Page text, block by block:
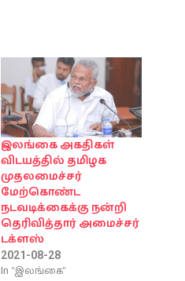
இலங்கை அகதிகள்
விடயத்தில் தமிழக
முதலமைச்சர்
மேற்கொண்ட
நடவடிக்கைக்கு நன்றி
தெரிவித்தார் அமைச்சர்
டக்ளஸ்
2021-08-28
In "இலங்கை"